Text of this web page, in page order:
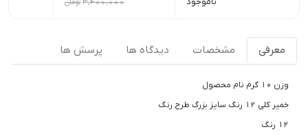
معرفی مشخصات دیدگاه ها پرسش ها
وزن 10 گرم نام محصول
خمیر کلی 12 رنگ سایز بزرگ طرح رنگ
12 رنگ